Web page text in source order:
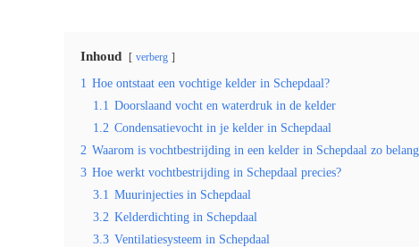
Inhoud verberg
1 Hoe ontstaat een vochtige kelder in Schepdaal?
1.1 Doorslaand vocht en waterdruk in de kelder
1.2 Condensatievocht in je kelder in Schepdaal
2 Waarom is vochtbestrijding in een kelder in Schepdaal zo
3 Hoe werkt vochtbestrijding in Schepdaal precies?
3.1 Muurinjecties in Schepdaal
3.2 Kelderdichting in Schepdaal
3.3 Ventilatiesysteem in Schepdaal